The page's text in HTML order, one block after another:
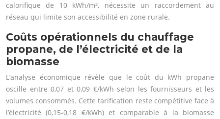
calorifique de 10 kWh/m³, nécessite un raccordement au
réseau qui limite son accessibilité en zone rurale.
Coûts opérationnels du chauffage
propane, de l’électricité et de la
biomasse
L’analyse économique révèle que le coût du kWh propane
oscille entre 0,07 et 0,09 €/kWh selon les fournisseurs et les
volumes consommés. Cette tarification reste compétitive face à
l’électricité (0,15-0,18 €/kWh) et comparable à la biomasse